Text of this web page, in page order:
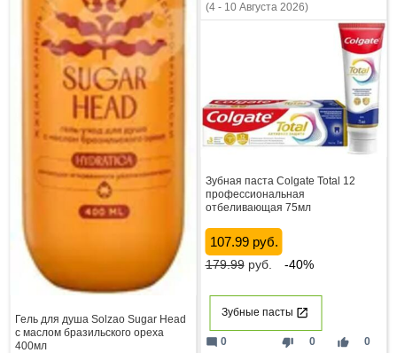
Гель для душа Solzao Sugar Head
с маслом бразильского ореха
400мл
(4 - 10 Августа 2026)
Зубная паста Colgate Total 12
профессиональная
отбеливающая 75мл
107.99 руб.
179.99руб. -40%
Зубные пасты
thumb_down 0 thumb_up 0
mode_comment 0